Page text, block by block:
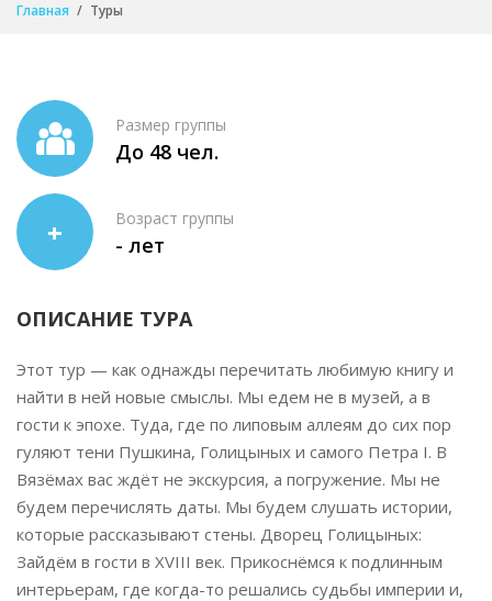
Главная Туры
Размер группы
До 48 чел.
+ Возраст группы
- лет
ОПИСАНИЕ ТУРА
Этот тур — как однажды перечитать любимую книгу и
найти в ней новые смыслы. Мы едем не в музей, а в
гости к эпохе. Туда, где по липовым аллеям до сих пор
гуляют тени Пушкина, Голицыных и самого Петра I. В
Вязёмах вас ждёт не экскурсия, а погружение. Мы не
будем перечислять даты. Мы будем слушать истории,
которые рассказывают стены. Дворец Голицыных:
Зайдём в гости в XVIII век. Прикоснёмся к подлинным
интерьерам, где когда-то решались судьбы империи и,